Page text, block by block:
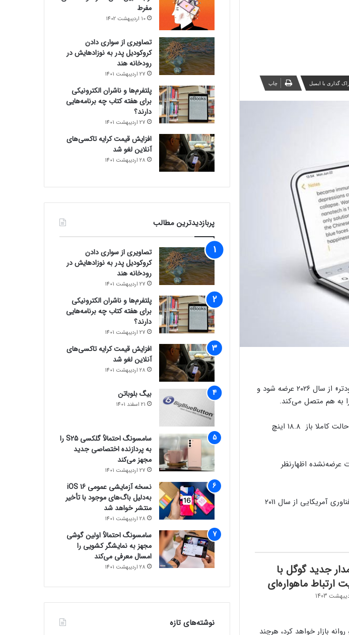
گذاری با ایمیل چاپ
انتظار نمی‌رود این دستگاه که شایعه ساختش اولین بار در گزارش بلومبرگ مطرح شد، «زودتر» از سال ۲۰۲۶ عرضه شود و
به هم متصل می‌کند.
طراحان اپل پیش‌تر نمونه اولیه‌ای از آیپد تاشو ساخته‌اند که طبق گزارش‌ها، اندازه‌اش در حالت کاملا باز ۱۸.۸ اینچ
عرضه‌نشده اظهارنظر
شایعه‌های مربوط به آیپد یا آیفون تاشو بیش از یک دهه است که می‌‌چرخد، و این غول فناوری آمریکایی از سال ۲۰۱۱
جدید گوگل با
ارتباط ماهواره‌ای
بازار خواهد کرد، هرچند
مفرط
10 اردیبهشت 1402
تصاویری از سواری دادن
کروکودیل پدر به نوزادهایش در
رودخانه هند
27 اردیبهشت 1401
پلتفرم‌ها و ناشران الکترونیکی
برای هفته کتاب چه برنامه‌هایی
دارند؟
27 اردیبهشت 1401
افزایش قیمت کرایه تاکسی‌های
آنلاین لغو شد
28 اردیبهشت 1401
پربازدیدترین مطالب
تصاویری از سواری دادن
کروکودیل پدر به نوزادهایش در
رودخانه هند
27 اردیبهشت 1401
پلتفرم‌ها و ناشران الکترونیکی
برای هفته کتاب چه برنامه‌هایی
دارند؟
27 اردیبهشت 1401
افزایش قیمت کرایه تاکسی‌های
آنلاین لغو شد
28 اردیبهشت 1401
بیگ بلوباتن
21 اسفند 1401
سامسونگ احتمالاً گلکسی S25 را
به پردازنده اختصاصی جدید
مجهز می‌کند
27 اردیبهشت 1401
نسخه آزمایشی عمومی iOS 16
به‌دلیل باگ‌های موجود با تأخیر
منتشر خواهد شد
28 اردیبهشت 1401
سامسونگ احتمالاً اولین گوشی
مجهز به نمایشگر کشویی را
امسال معرفی می‌کند
28 اردیبهشت 1401
نوشته‌های تازه